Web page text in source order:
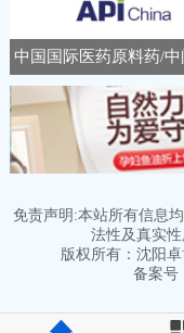
中国国际医药原料药/
装/设备交易会
免责声明:本站所有信息
法性及真实性
版权所有：沈阳
备案号